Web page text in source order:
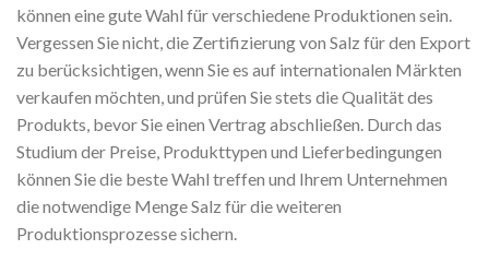
können eine gute Wahl für verschiedene Produktionen sein.
Vergessen Sie nicht, die Zertifizierung von Salz für den Export
zu berücksichtigen, wenn Sie es auf internationalen Märkten
verkaufen möchten, und prüfen Sie stets die Qualität des
Produkts, bevor Sie einen Vertrag abschließen. Durch das
Studium der Preise, Produkttypen und Lieferbedingungen
können Sie die beste Wahl treffen und Ihrem Unternehmen
die notwendige Menge Salz für die weiteren
Produktionsprozesse sichern.